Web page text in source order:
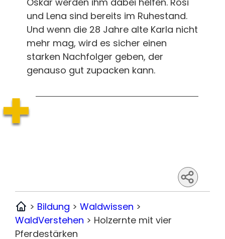
und Lena sind bereits im Ruhestand.
Und wenn die 28 Jahre alte Karla nicht
mehr mag, wird es sicher einen
starken Nachfolger geben, der
genauso gut zupacken kann.
Home
> Bildung >Waldwissen >
WaldVerstehen > Holzernte mit vier
Pferdestärken